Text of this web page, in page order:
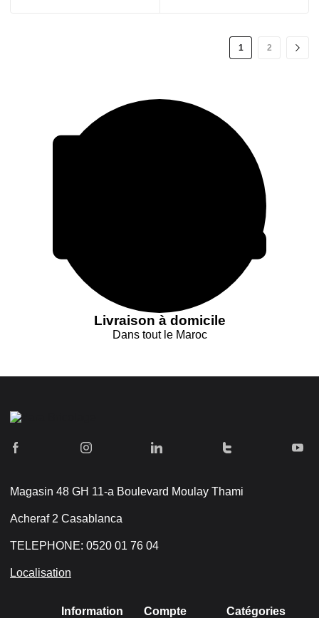
1 2
Livraison à domicile
Dans tout le Maroc
Magasin 48 GH 11-a Boulevard Moulay Thami
Acheraf 2 Casablanca
TELEPHONE: 0520 01 76 04
Localisation
Information Compte Catégories